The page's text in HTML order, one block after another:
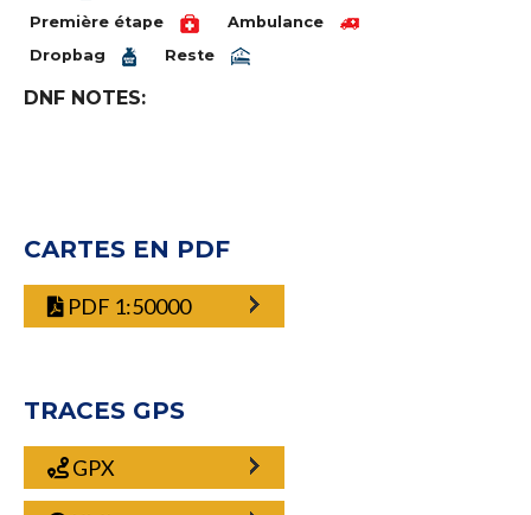
Première étape
Ambulance
Dropbag
Reste
DNF NOTES:
CARTES EN PDF
PDF 1:50000
TRACES GPS
GPX